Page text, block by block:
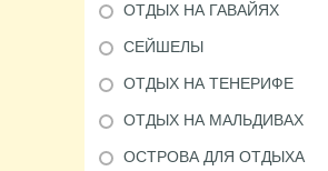
ОТДЫХ НА ГАВАЙЯХ
СЕЙШЕЛЫ
ОТДЫХ НА ТЕНЕРИФЕ
ОТДЫХ НА МАЛЬДИВАХ
ОСТРОВА ДЛЯ ОТДЫХА